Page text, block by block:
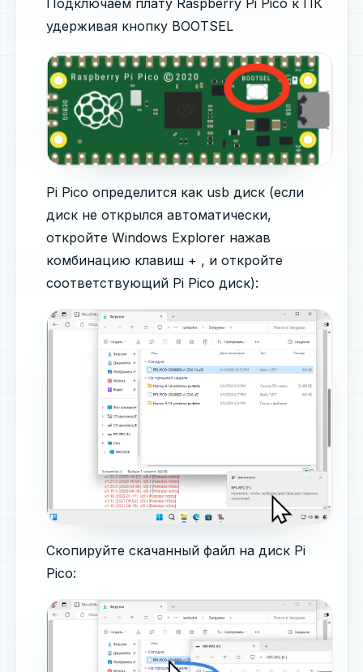
удерживая кнопку BOOTSEL
Pi Pico определится как usb диск (если
диск не открылся автоматически,
откройте Windows Explorer нажав
комбинацию клавиш + , и откройте
соответствующий Pi Pico диск):
Скопируйте скачанный файл на диск Pi
Pico: